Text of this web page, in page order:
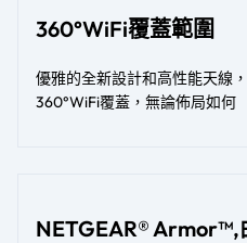
360°WiFi覆蓋範圍
優雅的全新設計和高性能天線
360°WiFi覆蓋，無論佈局如何​​
NETGEAR®